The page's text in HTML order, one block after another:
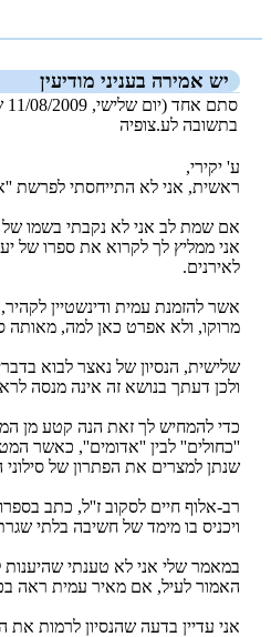
יש אמירה בעניני מודיעין
סתם אחד (יום שלישי, 11/08/2009 שעה 23:33)
בתשובה לע.צופיה
ע' יקירי,
ראשית, אני לא התייחסתי לפרשת
אם שמת לב אני לא נקבתי בשמו של
אני ממליץ לך לקרוא את ספרו של
לאירנים.
אשר להזמנת עמית ודינשטיין
מרוקו, ולא אפרט כאן למה, מאותה
שלישית, הנסיון של נאצר לבוא
ולכן דעתך בנושא זה אינה מנסה
''כחולים'' לבין ''אדומים'', כאשר
שנתן למצרים את הפתרון של סילוני
רב-אלוף חיים לסקוב ז''ל, כתב
ויכניס בו מימד של חשיבה בלתי
במאמר שלי אני לא טענתי שהיענות
האמור לעיל, אם מאיר עמית ראה
אני עדיין בדעה שהנסיון לרמות את